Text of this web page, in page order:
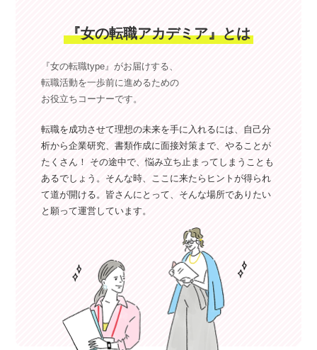
『女の転職アカデミア』とは
『女の転職type』がお届けする、
転職活動を一歩前に進めるための
お役立ちコーナーです。
転職を成功させて理想の未来を手に入れるには、自己分
析から企業研究、書類作成に面接対策まで、やることが
たくさん！ その途中で、悩み立ち止まってしまうことも
あるでしょう。そんな時、ここに来たらヒントが得られ
て道が開ける。皆さんにとって、そんな場所でありたい
と願って運営しています。